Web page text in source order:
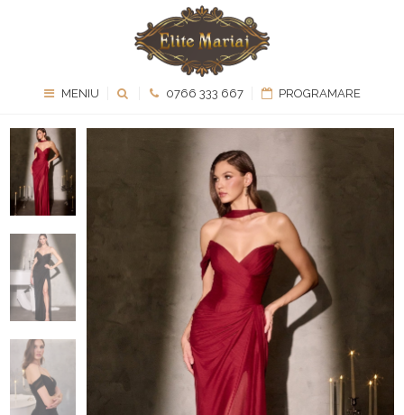
MENIU 0766 333 667 PROGRAMARE